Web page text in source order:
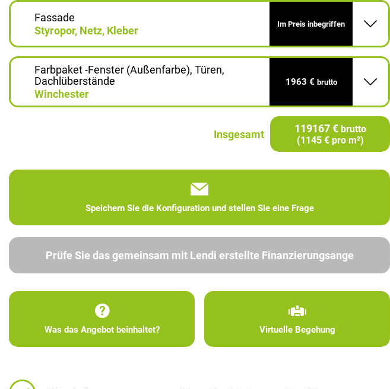
Fassade
Styropor, Netz, Kleber
Im Preis inbegriffen
Farbpaket -Fenster (Außenfarbe), Türen,
Dachlüberstände
Winchester
1963 € brutto
Insgesamt 119167 € brutto
(1145 € pro m²)
Speichern Sie die Konfiguration und stellen Sie eine Frage
Prüfe Sie das gemeinsam mit Lendi erstellte Finanzierungsange
Was das Angebot beinhaltet? Virtuelle Begehung